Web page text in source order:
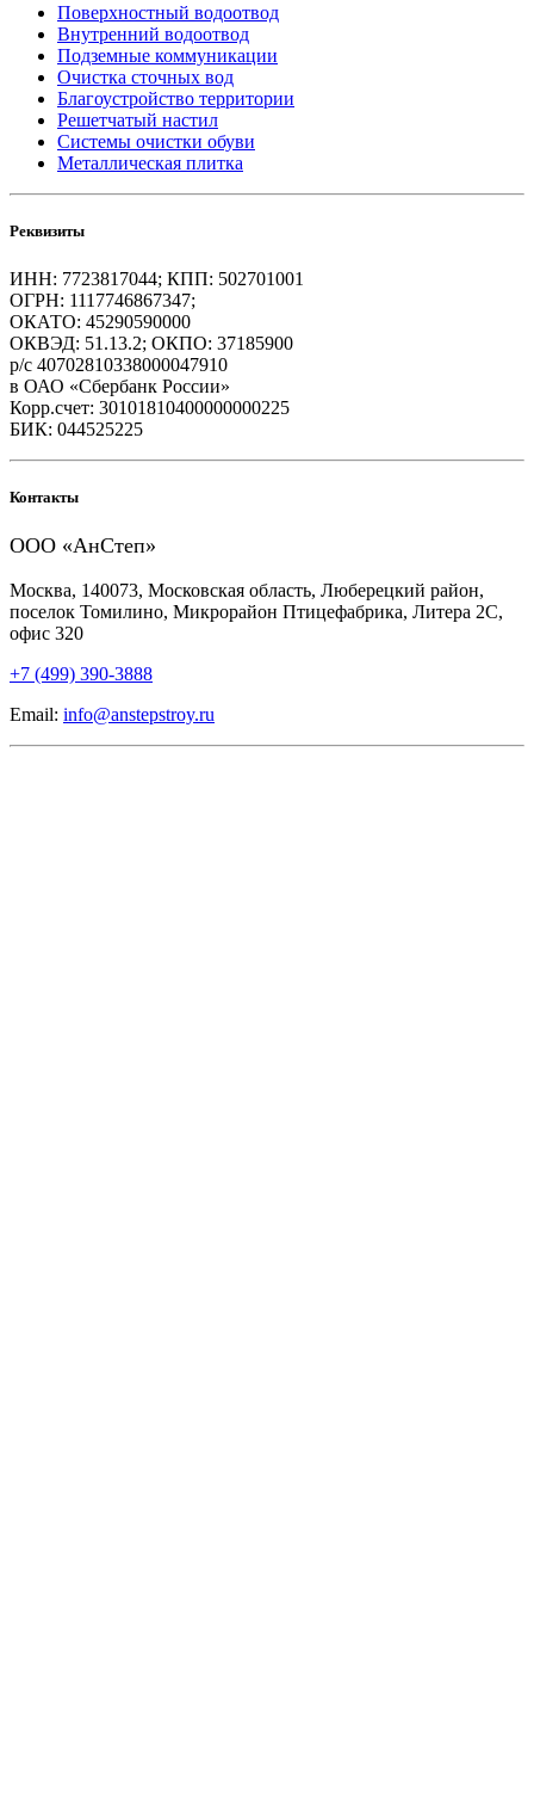
Поверхностный водоотвод
Внутренний водоотвод
Подземные коммуникации
Очистка сточных вод
Благоустройство территории
Решетчатый настил
Системы очистки обуви
Металлическая плитка
Реквизиты
ИНН: 7723817044; КПП: 502701001
ОГРН: 1117746867347;
ОКАТО: 45290590000
ОКВЭД: 51.13.2; ОКПО: 37185900
р/с 40702810338000047910
в ОАО «Сбербанк России»
Корр.счет: 30101810400000000225
БИК: 044525225
Контакты
ООО «АнСтеп»
Москва, 140073, Московская область, Люберецкий район,
поселок Томилино, Микрорайон Птицефабрика, Литера 2С,
офис 320
+7 (499) 390-3888
Email: info@anstepstroy.ru